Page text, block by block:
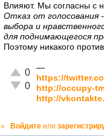
Влияют. Мы согласны с
Отказ от голосования
выбора и
для поднимающегося
Поэтому никакого
Отлично!
0
Неадекватно!
0
—
https://
http://occupy-
http://
» Войдите или